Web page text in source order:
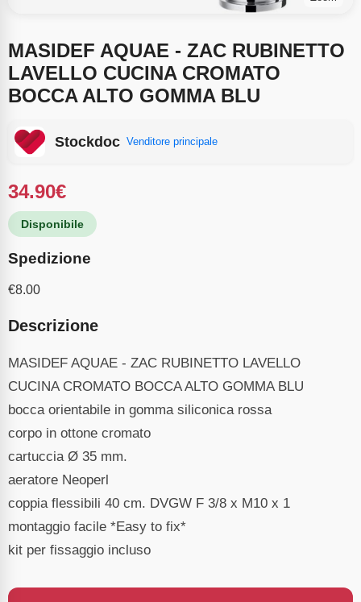
MASIDEF AQUAE - ZAC RUBINETTO
LAVELLO CUCINA CROMATO
BOCCA ALTO GOMMA BLU
Stockdoc Venditore principale
34.90€
Disponibile
Spedizione
€8.00
Descrizione
MASIDEF AQUAE - ZAC RUBINETTO LAVELLO
CUCINA CROMATO BOCCA ALTO GOMMA BLU
bocca orientabile in gomma siliconica rossa
corpo in ottone cromato
cartuccia Ø 35 mm.
aeratore Neoperl
coppia flessibili 40 cm. DVGW F 3/8 x M10 x 1
montaggio facile *Easy to fix*
kit per fissaggio incluso